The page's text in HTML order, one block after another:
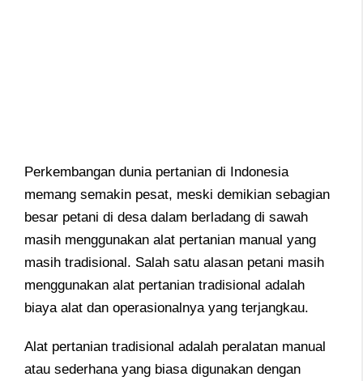
Perkembangan dunia pertanian di Indonesia
memang semakin pesat, meski demikian sebagian
besar petani di desa dalam berladang di sawah
masih menggunakan alat pertanian manual yang
masih tradisional. Salah satu alasan petani masih
menggunakan alat pertanian tradisional adalah
biaya alat dan operasionalnya yang terjangkau.
Alat pertanian tradisional adalah peralatan manual
atau sederhana yang biasa digunakan dengan